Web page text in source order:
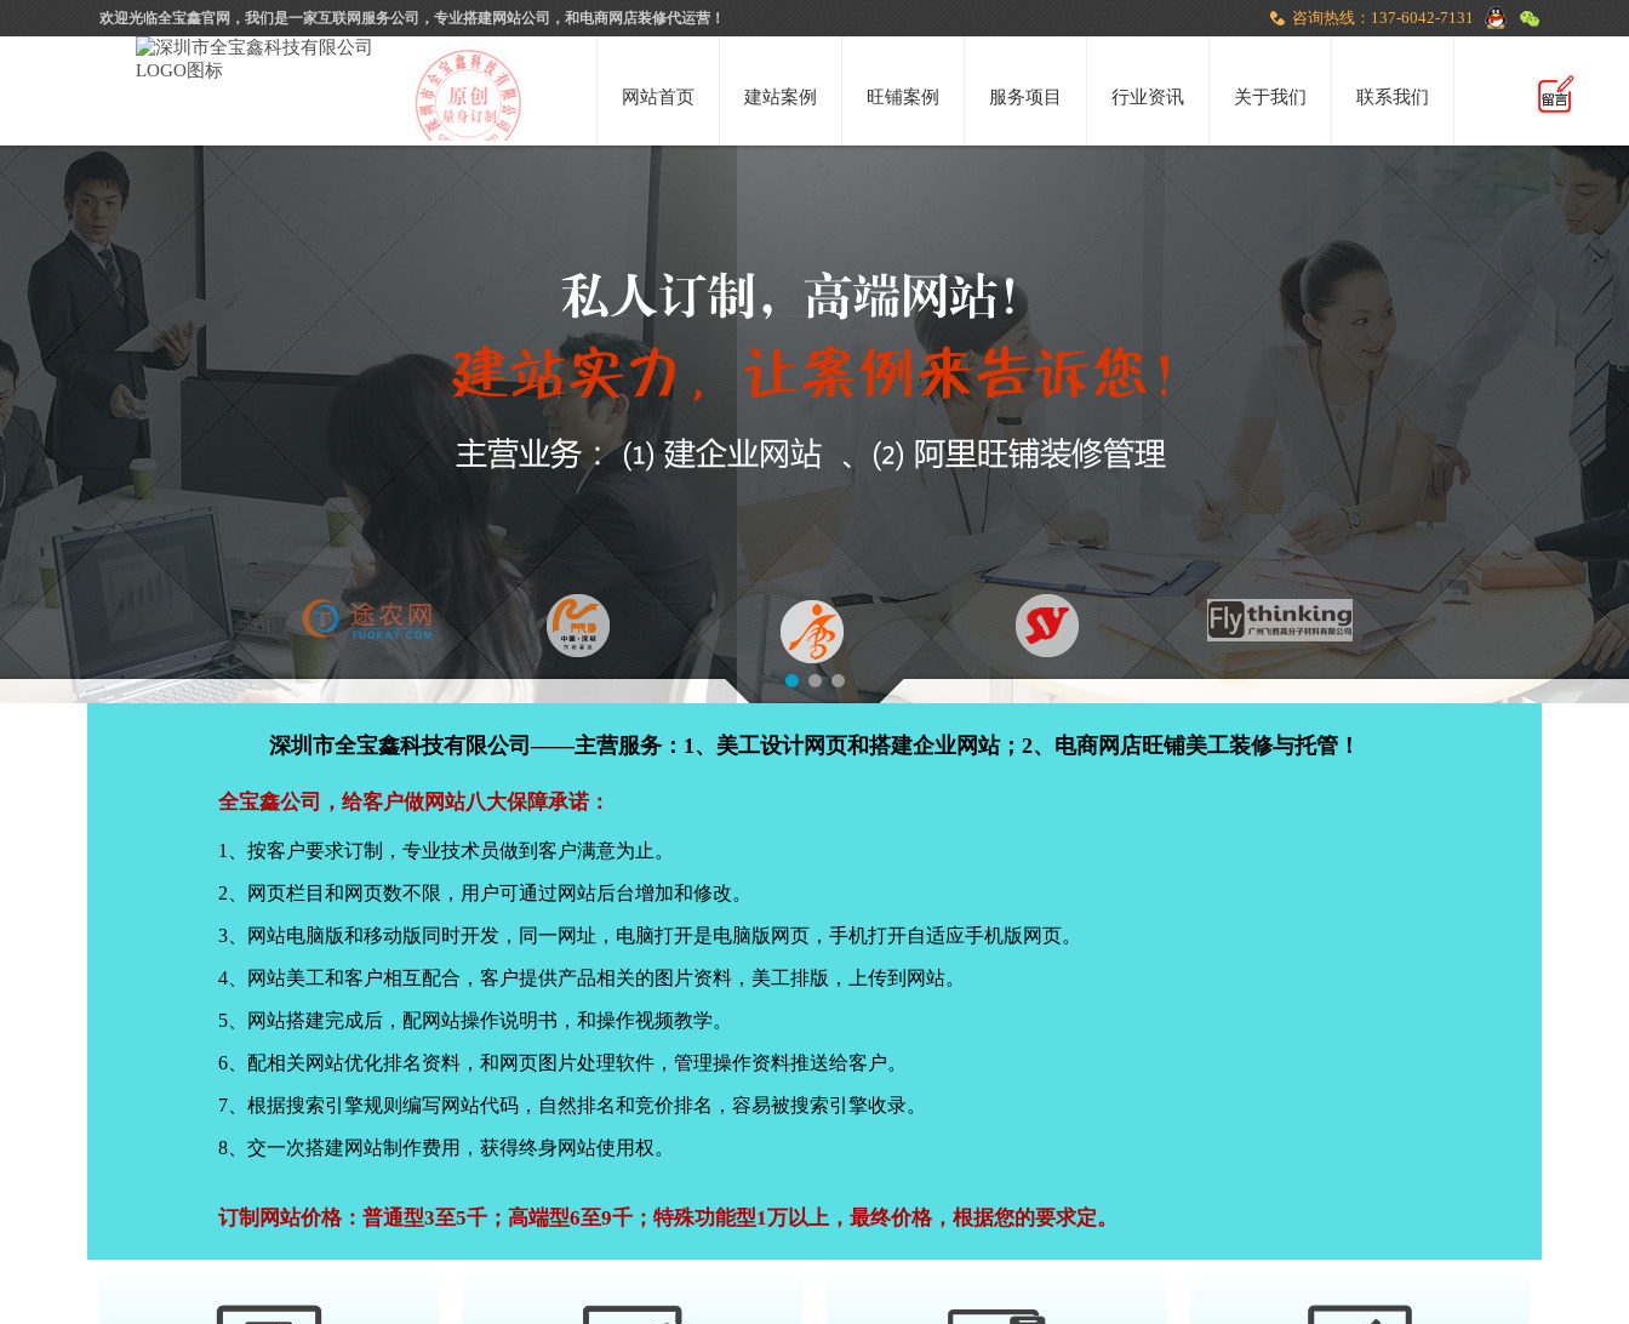
欢迎光临全宝鑫官网，我们是一家互联网服务公司，专业搭建网站公司，和电商网店装修代运营！ 咨询热线：137-6042-7131
网站首页 建站案例 旺铺案例 服务项目 行业资讯 关于我们 联系我们
深圳市全宝鑫科技有限公司——主营服务：1、美工设计网页和搭建企业网站；2、电商网店旺铺美工装修与托管！
全宝鑫公司，给客户做网站八大保障承诺：
1、按客户要求订制，专业技术员做到客户满意为止。
2、网页栏目和网页数不限，用户可通过网站后台增加和修改。
3、网站电脑版和移动版同时开发，同一网址，电脑打开是电脑版网页，手机打开自适应手机版网页。
4、网站美工和客户相互配合，客户提供产品相关的图片资料，美工排版，上传到网站。
5、网站搭建完成后，配网站操作说明书，和操作视频教学。
6、配相关网站优化排名资料，和网页图片处理软件，管理操作资料推送给客户。
7、根据搜索引擎规则编写网站代码，自然排名和竞价排名，容易被搜索引擎收录。
8、交一次搭建网站制作费用，获得终身网站使用权。
订制网站价格：普通型3至5千；高端型6至9千；特殊功能型1万以上，最终价格，根据您的要求定。